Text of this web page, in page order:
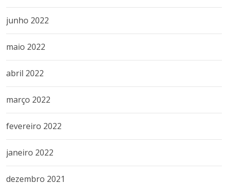
junho 2022
maio 2022
abril 2022
março 2022
fevereiro 2022
janeiro 2022
dezembro 2021